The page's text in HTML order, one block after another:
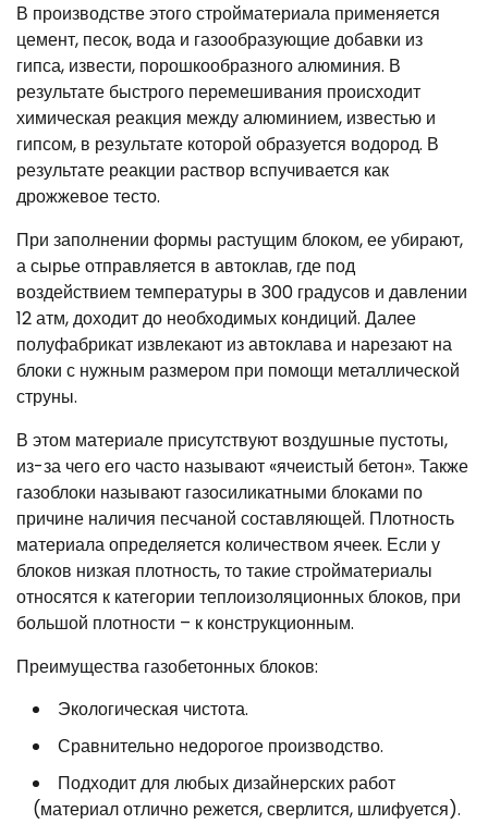
В производстве этого стройматериала применяется
цемент, песок, вода и газообразующие добавки из
гипса, извести, порошкообразного алюминия. В
результате быстрого перемешивания происходит
химическая реакция между алюминием, известью и
гипсом, в результате которой образуется водород. В
результате реакции раствор вспучивается как
дрожжевое тесто.
При заполнении формы растущим блоком, ее убирают,
а сырье отправляется в автоклав, где под
воздействием температуры в 300 градусов и давлении
12 атм, доходит до необходимых кондиций. Далее
полуфабрикат извлекают из автоклава и нарезают на
блоки с нужным размером при помощи металлической
струны.
В этом материале присутствуют воздушные пустоты,
из-за чего его часто называют «ячеистый бетон». Также
газоблоки называют газосиликатными блоками по
причине наличия песчаной составляющей. Плотность
материала определяется количеством ячеек. Если у
блоков низкая плотность, то такие стройматериалы
относятся к категории теплоизоляционных блоков, при
большой плотности – к конструкционным.
Преимущества газобетонных блоков:
Экологическая чистота.
Сравнительно недорогое производство.
Подходит для любых дизайнерских работ
(материал отлично режется, сверлится, шлифуется).